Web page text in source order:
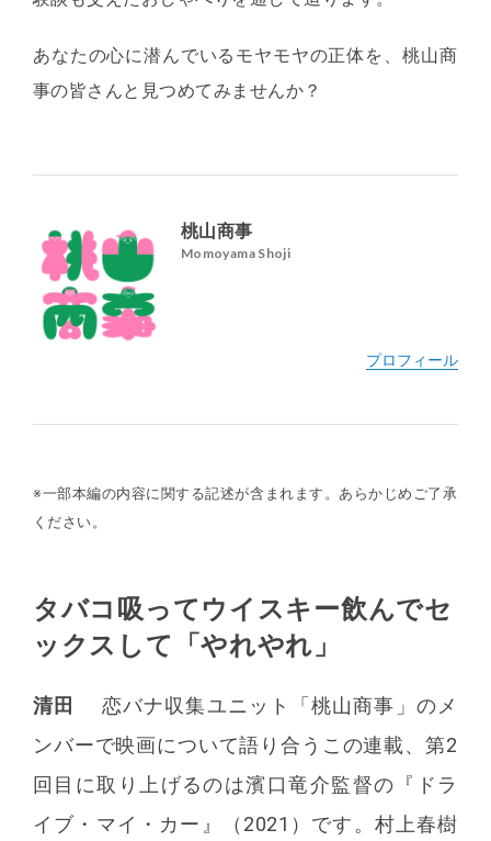
あなたの心に潜んでいるモヤモヤの正体を、桃山商
事の皆さんと見つめてみませんか？
桃山商事
Momoyama Shoji
https://open.spotify.com/show/4CFYwK1OjR5LwVVvHQecer
※一部本編の内容に関する記述が含まれます。あらかじめご了承
ください。
タバコ吸ってウイスキー飲んでセ
ックスして「やれやれ」
清田
恋バナ収集ユニット「桃山商事」のメ
ンバーで映画について語り合うこの連載、第2
回目に取り上げるのは濱口竜介監督の『ドラ
イブ・マイ・カー』（2021）です。村上春樹